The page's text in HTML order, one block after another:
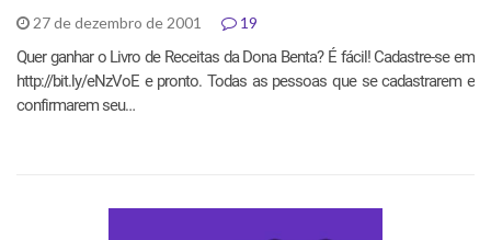
27 de dezembro de 2001 19
Quer ganhar o Livro de Receitas da Dona Benta? É fácil! Cadastre-se em
http://bit.ly/eNzVoE e pronto. Todas as pessoas que se cadastrarem e
confirmarem seu…